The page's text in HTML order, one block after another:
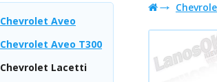
Chevrolet Aveo
Chevrolet Aveo T300
Chevrolet Lacetti